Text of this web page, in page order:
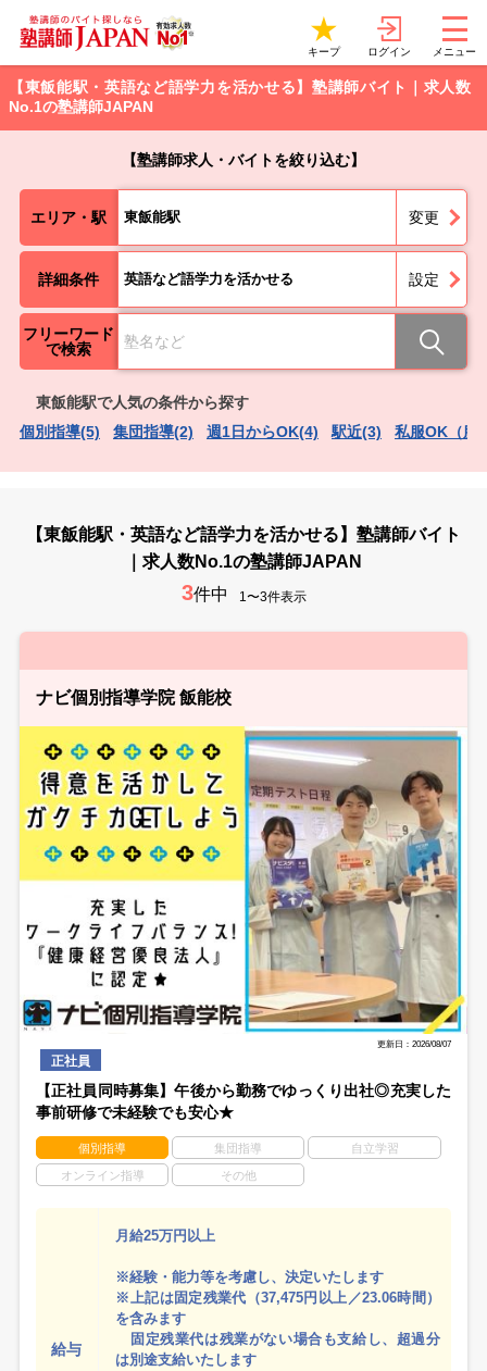
キープ ログイン メニュー
【東飯能駅・英語など語学力を活かせる】塾講師バイト｜求人数
No.1の塾講師JAPAN
【塾講師求人・バイトを絞り込む】
エリア・駅 東飯能駅 変更
詳細条件 英語など語学力を活かせる 設定
フリーワード
で検索
東飯能駅で人気の条件から探す
個別指導(5)
集団指導(2) 週1日からOK(4) 駅近(3) 私服OK（服
【東飯能駅・英語など語学力を活かせる】塾講師バイト
｜求人数No.1の塾講師JAPAN
3件中 1〜3件表示
ナビ個別指導学院 飯能校
更新日：2026/08/07
正社員
【正社員同時募集】午後から勤務でゆっくり出社◎充実した
事前研修で未経験でも安心★
個別指導 集団指導 自立学習
オンライン指導 その他
給与
月給25万円以上
※経験・能力等を考慮し、決定いたします
※上記は固定残業代（37,475円以上／23.06時間）
を含みます
固定残業代は残業がない場合も支給し、超過分
は別途支給いたします